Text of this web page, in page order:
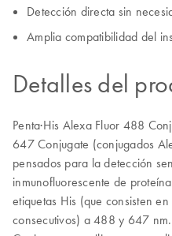
Detección directa sin
Amplia compatibilidad del
Detalles del
Penta·His Alexa Fluor 488
647 Conjugate (conjugados
pensados para la detección
inmunofluorescente de
etiquetas His (que consisten
consecutivos) a 488 y 647 nm.